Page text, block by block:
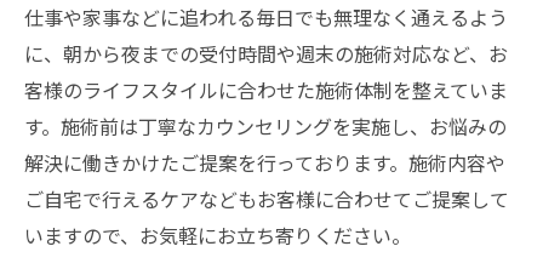
仕事や家事などに追われる毎日でも無理なく通えるよう
に、朝から夜までの受付時間や週末の施術対応など、お
客様のライフスタイルに合わせた施術体制を整えていま
す。施術前は丁寧なカウンセリングを実施し、お悩みの
解決に働きかけたご提案を行っております。施術内容や
ご自宅で行えるケアなどもお客様に合わせてご提案して
いますので、お気軽にお立ち寄りください。